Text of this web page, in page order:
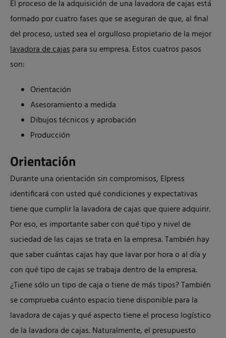
El proceso de la adquisición de una lavadora de cajas está
formado por cuatro fases que se aseguran de que, al final
del proceso, usted sea el orgulloso propietario de la mejor
lavadora de cajaspara su empresa. Estos cuatros pasos
son:
Orientación
Asesoramiento a medida
Dibujos técnicos y aprobación
Producción
Orientación
Durante una orientación sin compromisos, Elpress
identificará con usted qué condiciones y expectativas
tiene que cumplir la lavadora de cajas que quiere adquirir.
Por eso, es importante saber con qué tipo y nivel de
suciedad de las cajas se trata en la empresa. También hay
que saber cuántas cajas hay que lavar por hora o al día y
con qué tipo de cajas se trabaja dentro de la empresa.
¿Tiene sólo un tipo de caja o tiene de más tipos? También
se comprueba cuánto espacio tiene disponible para la
lavadora de cajas y qué aspecto tiene el proceso logístico
de la lavadora de cajas. Naturalmente, el presupuesto